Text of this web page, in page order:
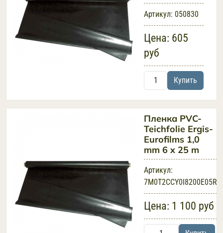
Артикул: 050830
Цена: 605
руб
Купить
Пленка PVC-
Teichfolie Ergis-
Eurofilms 1,0
mm 6 x 25 m
Артикул:
7M0T2CCY0I8200E05R
Цена: 1 100 руб